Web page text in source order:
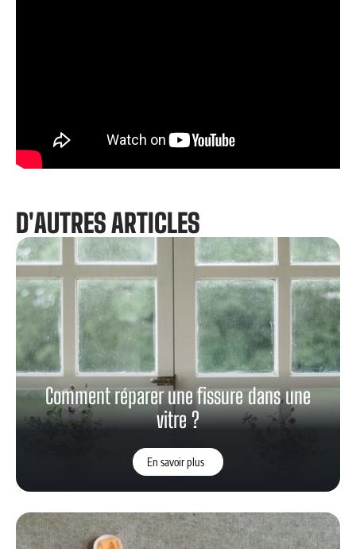
D'AUTRES ARTICLES
Comment réparer une fissure dans une
vitre ?
En savoir plus